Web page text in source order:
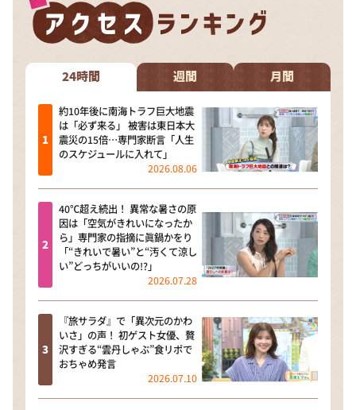
河合＆A.B.C-Z塚田×福井アナ「なんでやねん！？」
（news おかえり）
DAIGOも台所 ～きょうの献立 何にする？～
本日はダイアンなり！シーズン２
朝だ！生です旅サラダ
教えて！ニュースライブ 正義のミカタ
ＬＩＦＥ～夢のカタチ～
新婚さんいらっしゃい！
ポツンと一軒家
ザキ山小屋本館
ぺこぱのまるスポ
24時間 週間 月間
約10年後に南海トラフ巨大地震
は「必ず来る」 被害は東日本大
震災の15倍…専門家断言「人生
のスケジュールに入れて」
2026.08.06
40℃超え続出！ 異常な暑さの原
因は「空気がきれいになったか
ら」専門家の指摘に眞鍋かをり
「“きれいで暑い”と“汚くて涼し
い”どっちがいいの!?」
2026.07.28
『旅サラダ』で「異次元のかわ
いさ」の声！ 初ゲスト女優、贅
沢すぎる“雲丹しゃぶ”食リポで
おちゃめ発言
2026.07.10